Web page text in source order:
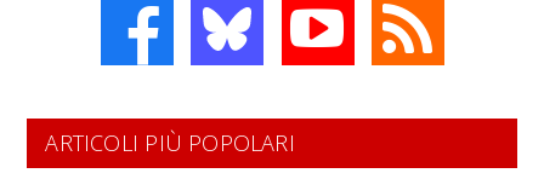
ARTICOLI PIÙ POPOLARI